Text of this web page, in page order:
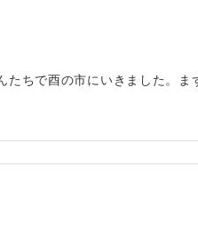
ちで酉の市にいきました。ま